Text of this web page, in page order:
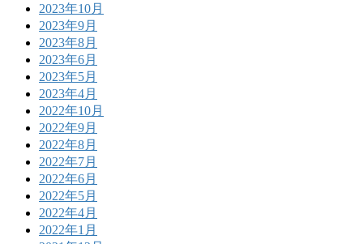
2023年10月
2023年9月
2023年8月
2023年6月
2023年5月
2023年4月
2022年10月
2022年9月
2022年8月
2022年7月
2022年6月
2022年5月
2022年4月
2022年1月